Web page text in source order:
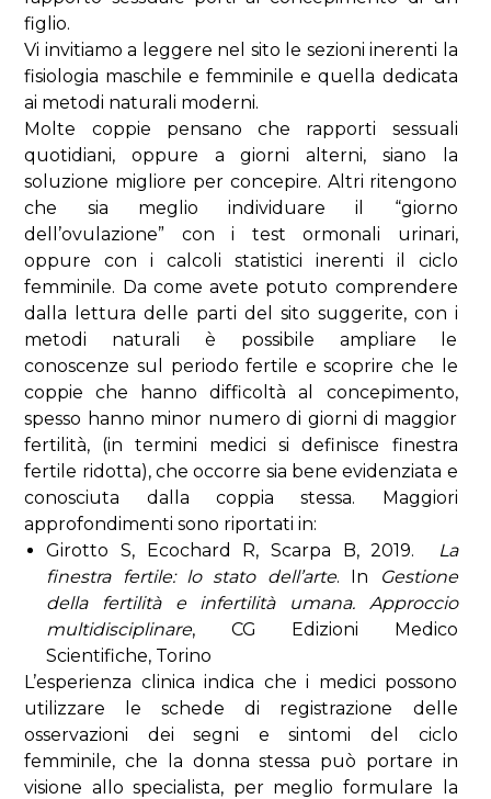
figlio.
Vi invitiamo a leggere nel sito le sezioni inerenti la
fisiologia maschile e femminile e quella dedicata
ai metodi naturali moderni.
Molte coppie pensano che rapporti sessuali
quotidiani, oppure a giorni alterni, siano la
soluzione migliore per concepire. Altri ritengono
che sia meglio individuare il “giorno
dell’ovulazione” con i test ormonali urinari,
oppure con i calcoli statistici inerenti il ciclo
femminile. Da come avete potuto comprendere
dalla lettura delle parti del sito suggerite, con i
metodi naturali è possibile ampliare le
conoscenze sul periodo fertile e scoprire che le
coppie che hanno difficoltà al concepimento,
spesso hanno minor numero di giorni di maggior
fertilità, (in termini medici si definisce finestra
fertile ridotta), che occorre sia bene evidenziata e
conosciuta dalla coppia stessa. Maggiori
approfondimenti sono riportati in:
Girotto S, Ecochard R, Scarpa B, 2019.
La
finestra fertile: lo stato dell’arte. In
Gestione
della fertilità e infertilità umana. Approccio
multidisciplinare, CG Edizioni Medico
Scientifiche, Torino
L’esperienza clinica indica che i medici possono
utilizzare le schede di registrazione delle
osservazioni dei segni e sintomi del ciclo
femminile, che la donna stessa può portare in
visione allo specialista, per meglio formulare la